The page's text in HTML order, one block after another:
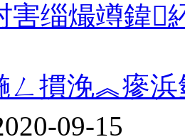
害缁熶竴鍏
ㄥ摜浼︽瘮
09-15